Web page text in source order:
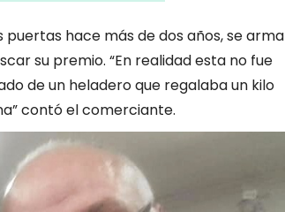
hace más de dos años, se arma
su premio. “En realidad esta no fue
de un heladero que regalaba un kilo
contó el comerciante.